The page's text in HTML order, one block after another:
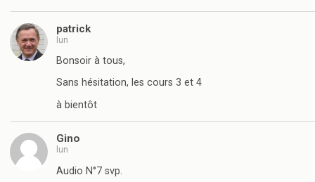
patrick
lun
Bonsoir à tous,
Sans hésitation, les cours 3 et 4
à bientôt
Gino
lun
Audio N°7 svp.